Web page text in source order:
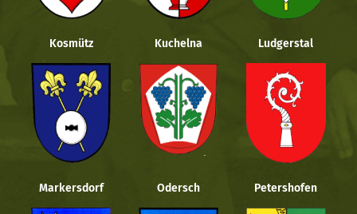
Kosmütz Kuchelna Ludgerstal
Markersdorf Odersch Petershofen